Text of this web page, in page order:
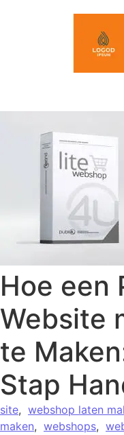
Hoe een
Website
te
Stap
site, webshop laten
maken, webshops,